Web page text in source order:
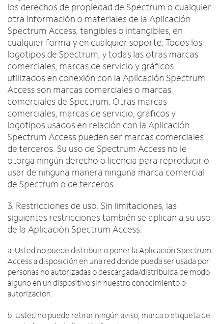
los derechos de propiedad de Spectrum o cualquier
otra información o materiales de la Aplicación
Spectrum Access, tangibles o intangibles, en
cualquier forma y en cualquier soporte. Todos los
logotipos de Spectrum, y todas las otras marcas
comerciales, marcas de servicio y gráficos
utilizados en conexión con la Aplicación Spectrum
Access son marcas comerciales o marcas
comerciales de Spectrum. Otras marcas
comerciales, marcas de servicio, gráficos y
logotipos usados en relación con la Aplicación
Spectrum Access pueden ser marcas comerciales
de terceros. Su uso de Spectrum Access no le
otorga ningún derecho o licencia para reproducir o
usar de ninguna manera ninguna marca comercial
de Spectrum o de terceros
3. Restricciones de uso. Sin limitaciones, las
siguientes restricciones también se aplican a su uso
de la Aplicación Spectrum Access:
a. Usted no puede distribuir o poner la Aplicación Spectrum
Access a disposición en una red donde pueda ser usada por
personas no autorizadas o descargada/distribuida de modo
alguno en un dispositivo sin nuestro conocimiento o
autorización.
b. Usted no puede retirar ningún aviso, marca o etiqueta de